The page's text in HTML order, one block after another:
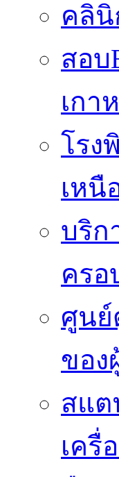
คลินิ
สอบ
เกา
โรง
เหนื
บริก
ครอ
ศูนย์
ของ
สแต
เครื่